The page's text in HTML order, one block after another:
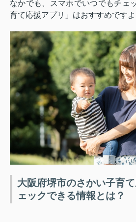
なかでも、スマホでいつでもチェ
育て応援アプリ」はおすすめですよ
大阪府堺市のさかい子育
ェックできる情報とは？